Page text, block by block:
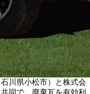
川県小松市）と株式会
同で、廃棄瓦を有効利